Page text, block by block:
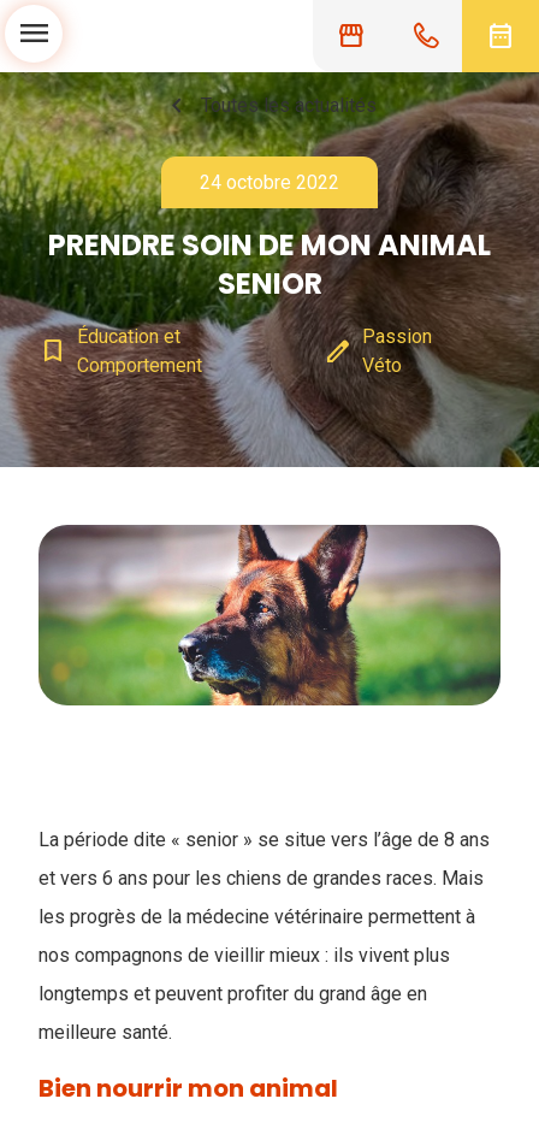
storefront date_range
menu
chevron_left Toutes les actualités
24 octobre 2022
PRENDRE SOIN DE MON ANIMAL
SENIOR
bookmark_border Éducation et
Comportement
edit Passion
Véto
La période dite « senior » se situe vers l’âge de 8 ans
et vers 6 ans pour les chiens de grandes races. Mais
les progrès de la médecine vétérinaire permettent à
nos compagnons de vieillir mieux : ils vivent plus
longtemps et peuvent profiter du grand âge en
meilleure santé.
Bien nourrir mon animal